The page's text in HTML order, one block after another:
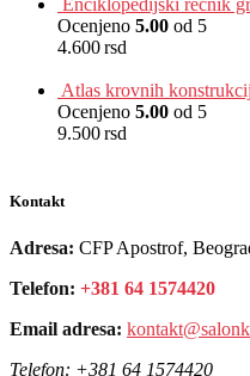
Ocenjeno 5.00 od 5
4.600rsd
Atlas krovnih
Ocenjeno 5.00 od 5
9.500rsd
Kontakt
Adresa: CFP Apostrof,
Telefon: +381 64 1574420
Email adresa:
Telefon: +381 64 1574420